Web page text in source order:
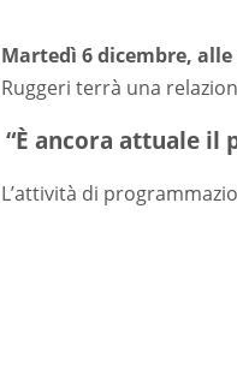
Martedì 6 dicembre, alle
Ruggeri terrà una
“È ancora attuale il
L’attività di